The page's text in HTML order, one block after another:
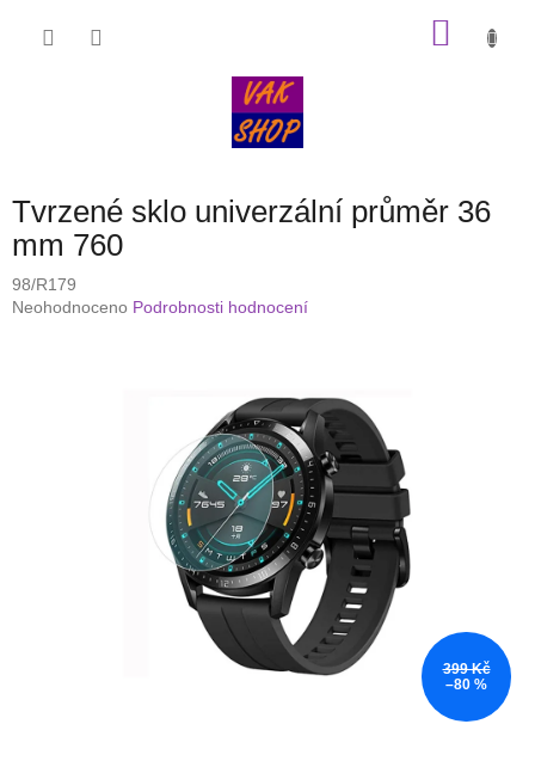
Tvrzené sklo univerzální průměr 36
mm 760
98/R179
Průměrné
Neohodnoceno Podrobnosti hodnocení
399 Kč
–80 %